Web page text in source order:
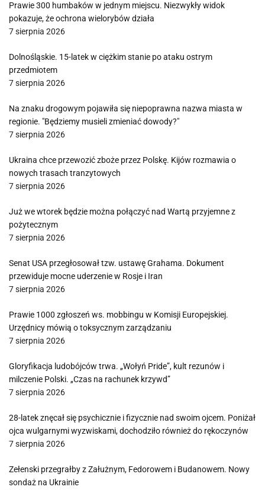
Prawie 300 humbaków w jednym miejscu. Niezwykły widok
pokazuje, że ochrona wielorybów działa
7 sierpnia 2026
Dolnośląskie. 15-latek w ciężkim stanie po ataku ostrym
przedmiotem
7 sierpnia 2026
Na znaku drogowym pojawiła się niepoprawna nazwa miasta w
regionie. "Będziemy musieli zmieniać dowody?"
7 sierpnia 2026
Ukraina chce przewozić zboże przez Polskę. Kijów rozmawia o
nowych trasach tranzytowych
7 sierpnia 2026
Już we wtorek będzie można połączyć nad Wartą przyjemne z
pożytecznym
7 sierpnia 2026
Senat USA przegłosował tzw. ustawę Grahama. Dokument
przewiduje mocne uderzenie w Rosje i Iran
7 sierpnia 2026
Prawie 1000 zgłoszeń ws. mobbingu w Komisji Europejskiej.
Urzędnicy mówią o toksycznym zarządzaniu
7 sierpnia 2026
Gloryfikacja ludobójców trwa. „Wołyń Pride”, kult rezunów i
milczenie Polski. „Czas na rachunek krzywd”
7 sierpnia 2026
28-latek znęcał się psychicznie i fizycznie nad swoim ojcem. Poniżał
ojca wulgarnymi wyzwiskami, dochodziło również do rękoczynów
7 sierpnia 2026
Zełenski przegrałby z Załużnym, Fedorowem i Budanowem. Nowy
sondaż na Ukrainie